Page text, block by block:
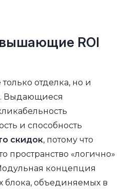
ROI
отделка, но и
. Выдающиеся
и способность
скидок, потому что
пространство «логично»
концепция
блока, объединяемых в